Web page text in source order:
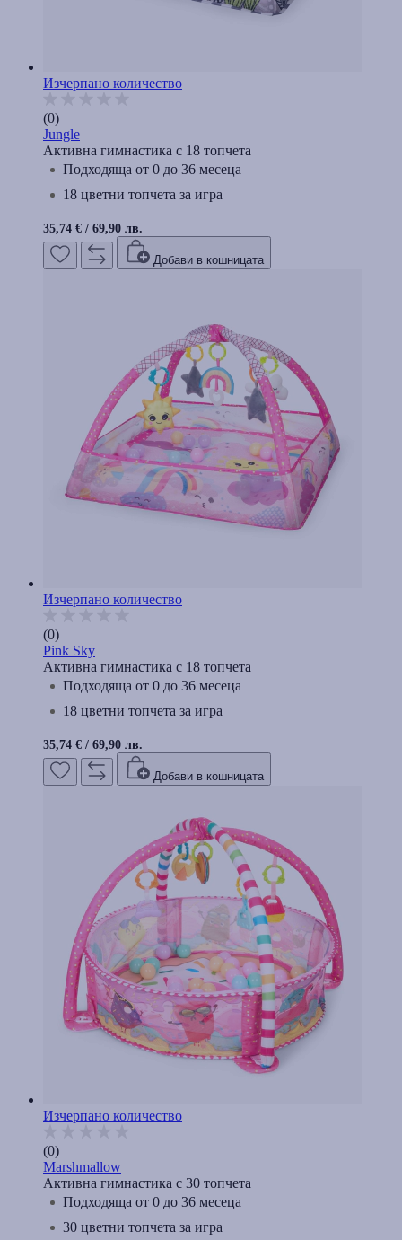
Изчерпано количество
(0)
Jungle
Активна гимнастика с 18 топчета
Подходящa от 0 до 36 месеца
18 цветни топчета за игра
35,74 € / 69,90 лв.
Добави в кошницата
Изчерпано количество
(0)
Pink Sky
Активна гимнастика с 18 топчета
Подходящa от 0 до 36 месеца
18 цветни топчета за игра
35,74 € / 69,90 лв.
Добави в кошницата
Изчерпано количество
(0)
Marshmallow
Активна гимнастика с 30 топчета
Подходящa от 0 до 36 месеца
30 цветни топчета за игра